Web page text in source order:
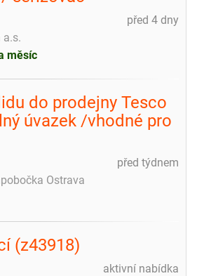
před 4 dny
a.s.
měsíc
do prodejny Tesco
úvazek /vhodné pro
před týdnem
Ostrava
(z43918)
aktivní nabídka